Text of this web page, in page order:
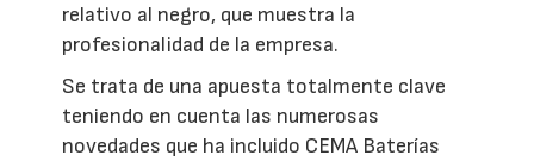
relativo al negro, que muestra la
profesionalidad de la empresa.
Se trata de una apuesta totalmente clave
teniendo en cuenta las numerosas
novedades que ha incluido CEMA Baterías